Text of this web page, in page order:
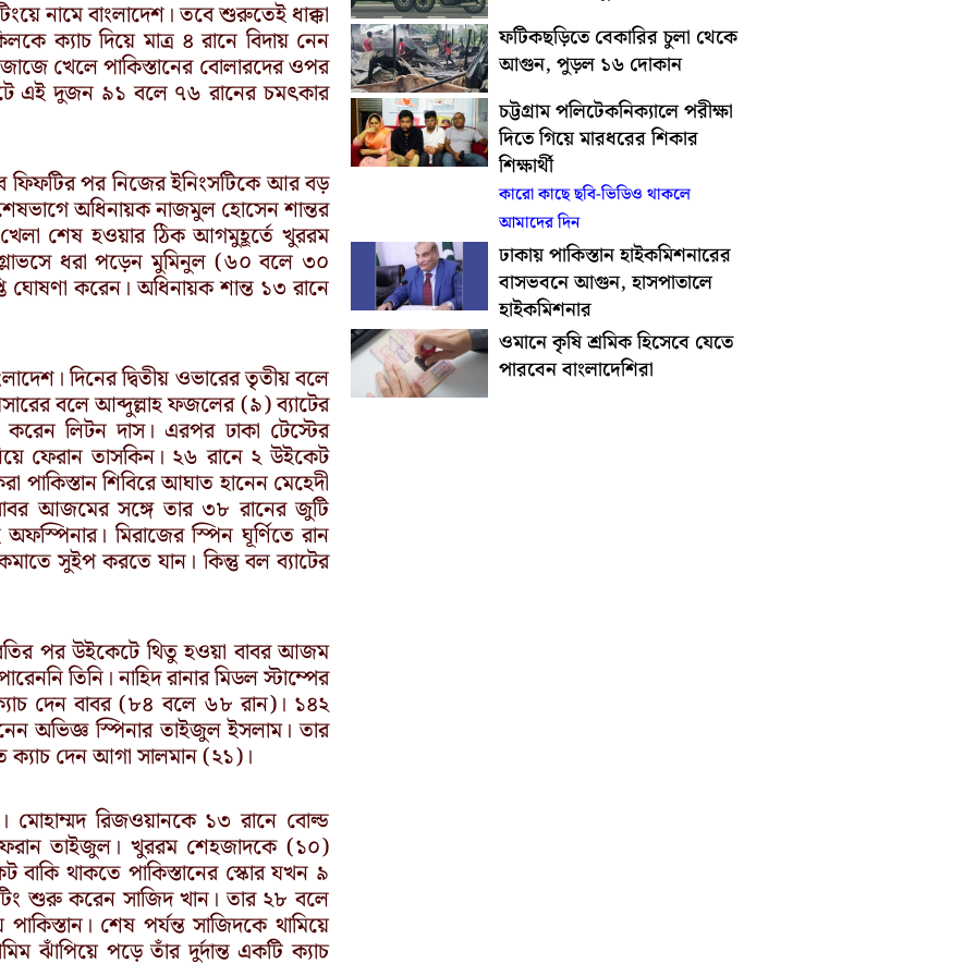
নামে বাংলাদেশ। তবে শুরুতেই ধাক্কা
ক্যাচ দিয়ে মাত্র ৪ রানে বিদায় নেন
খেলে পাকিস্তানের বোলারদের ওপর
এই দুজন ৯১ বলে ৭৬ রানের চমৎকার
ফিফটির পর নিজের ইনিংসটিকে আর বড়
অধিনায়ক নাজমুল হোসেন শান্তর
শেষ হওয়ার ঠিক আগমুহূর্তে খুররম
ধরা পড়েন মুমিনুল (৬০ বলে ৩০
ঘোষণা করেন। অধিনায়ক শান্ত ১৩ রানে
দিনের দ্বিতীয় ওভারের তৃতীয় বলে
বলে আব্দুল্লাহ ফজলের (৯) ব্যাটের
লিটন দাস। এরপর ঢাকা টেস্টের
ফেরান তাসকিন। ২৬ রানে ২ উইকেট
পাকিস্তান শিবিরে আঘাত হানেন মেহেদী
আজমের সঙ্গে তার ৩৮ রানের জুটি
মিরাজের স্পিন ঘূর্ণিতে রান
সুইপ করতে যান। কিন্তু বল ব্যাটের
পর উইকেটে থিতু হওয়া বাবর আজম
তিনি। নাহিদ রানার মিডল স্টাম্পের
দেন বাবর (৮৪ বলে ৬৮ রান)। ১৪২
অভিজ্ঞ স্পিনার তাইজুল ইসলাম। তার
ক্যাচ দেন আগা সালমান (২১)।
মোহাম্মদ রিজওয়ানকে ১৩ রানে বোল্ড
তাইজুল। খুররম শেহজাদকে (১০)
বাকি থাকতে পাকিস্তানের স্কোর যখন ৯
শুরু করেন সাজিদ খান। তার ২৮ বলে
শেষ পর্যন্ত সাজিদকে থামিয়ে
ঝাঁপিয়ে পড়ে তাঁর দুর্দান্ত একটি ক্যাচ
ফটিকছড়িতে বেকারির চুলা থেকে
আগুন, পুড়ল ১৬ দোকান
চট্টগ্রাম পলিটেকনিক্যালে পরীক্ষা
দিতে গিয়ে মারধরের শিকার
শিক্ষার্থী
কারো কাছে ছবি-ভিডিও থাকলে
আমাদের দিন
ঢাকায় পাকিস্তান হাইকমিশনারের
বাসভবনে আগুন, হাসপাতালে
হাইকমিশনার
ওমানে কৃষি শ্রমিক হিসেবে যেতে
পারবেন বাংলাদেশিরা